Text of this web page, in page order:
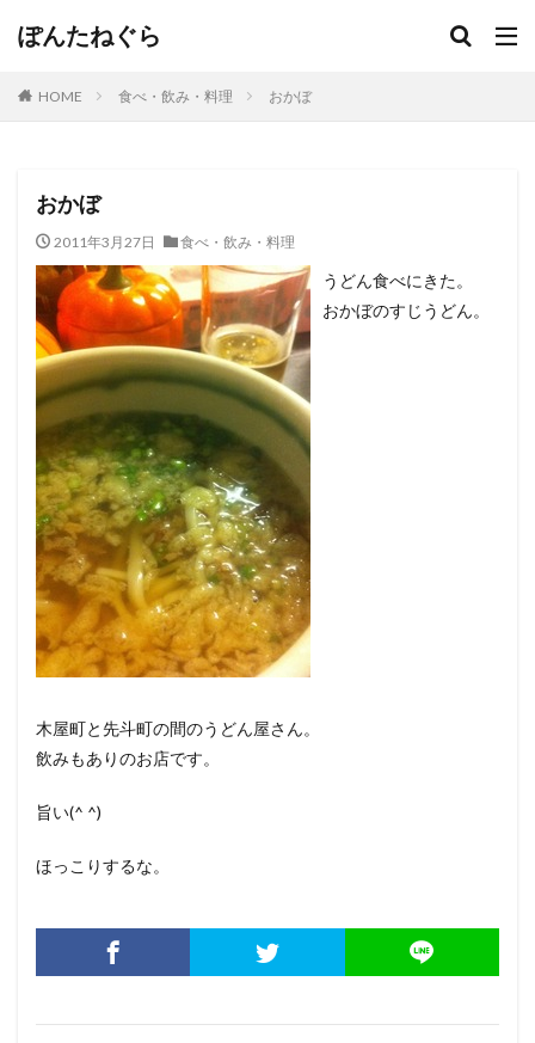
ぽんたねぐら
HOME 食べ・飲み・料理 おかぼ
おかぼ
2011年3月27日 食べ・飲み・料理
うどん食べにきた。
おかぼのすじうどん。
木屋町と先斗町の間のうどん屋さん。
飲みもありのお店です。
旨い(^ ^)
ほっこりするな。